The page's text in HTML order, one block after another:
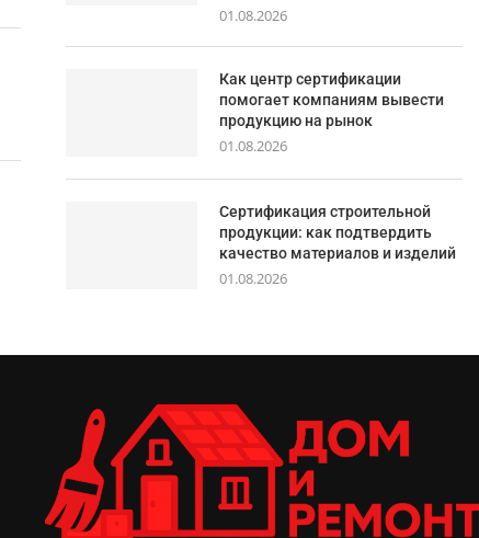
01.08.2026
Как центр сертификации
помогает компаниям вывести
продукцию на рынок
01.08.2026
Сертификация строительной
продукции: как подтвердить
качество материалов и изделий
01.08.2026